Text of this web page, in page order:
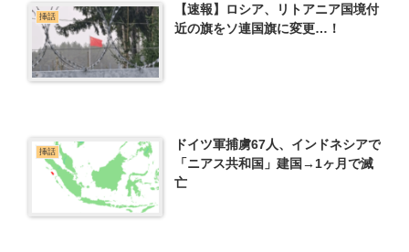
挿話
【速報】ロシア、リトアニア国境付
近の旗をソ連国旗に変更…！
挿話
ドイツ軍捕虜67人、インドネシアで
「ニアス共和国」建国→1ヶ月で滅
亡